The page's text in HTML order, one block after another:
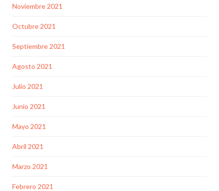
Noviembre 2021
Octubre 2021
Septiembre 2021
Agosto 2021
Julio 2021
Junio 2021
Mayo 2021
Abril 2021
Marzo 2021
Febrero 2021